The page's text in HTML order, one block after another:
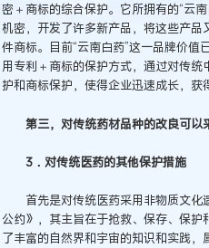
密＋商标的综合保护。它所拥有的“云
机密，开发了许多新产品，将这些产
件商标。目前“云南白药”这一品牌价
用专利＋商标的保护方式，通过对传
护和商标保护，使得企业迅速成长，获
第三，对传统药材品种的改良可以
3．对传统医药的其他保护措施
首先是对传统医药采用非物质文化
公约》，其主旨在于抢救、保存、保
了丰富的自然界和宇宙的知识和实践